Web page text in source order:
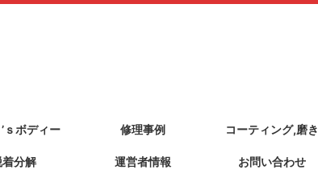
ｓボディー 修理事例 コーティング,磨き
着分解 運営者情報 お問い合わせ